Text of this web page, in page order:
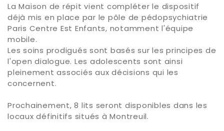
La Maison de répit vient compléter le dispositif
déjà mis en place par le pôle de pédopsychiatrie
Paris Centre Est Enfants, notamment l'équipe
mobile.
Les soins prodigués sont basés sur les principes de
l'open dialogue. Les adolescents sont ainsi
pleinement associés aux décisions qui les
concernent.
Prochainement, 8 lits seront disponibles dans les
locaux définitifs situés à Montreuil.